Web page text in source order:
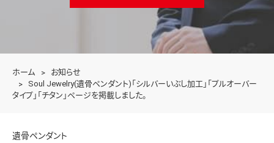
ホーム
お知らせ
Soul Jewelry(遺骨ペンダント)「シルバーいぶし加工」「プルオーバー
タイプ」「チタン」ページを掲載しました。
遺骨ペンダント